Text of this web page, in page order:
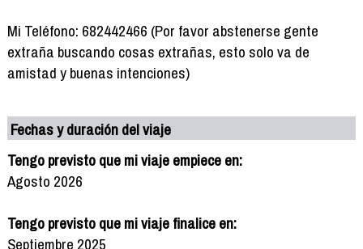
Mi Teléfono: 682442466 (Por favor abstenerse gente
extraña buscando cosas extrañas, esto solo va de
amistad y buenas intenciones)
Fechas y duración del viaje
Tengo previsto que mi viaje empiece en:
Agosto 2026
Tengo previsto que mi viaje finalice en:
Septiembre 2025